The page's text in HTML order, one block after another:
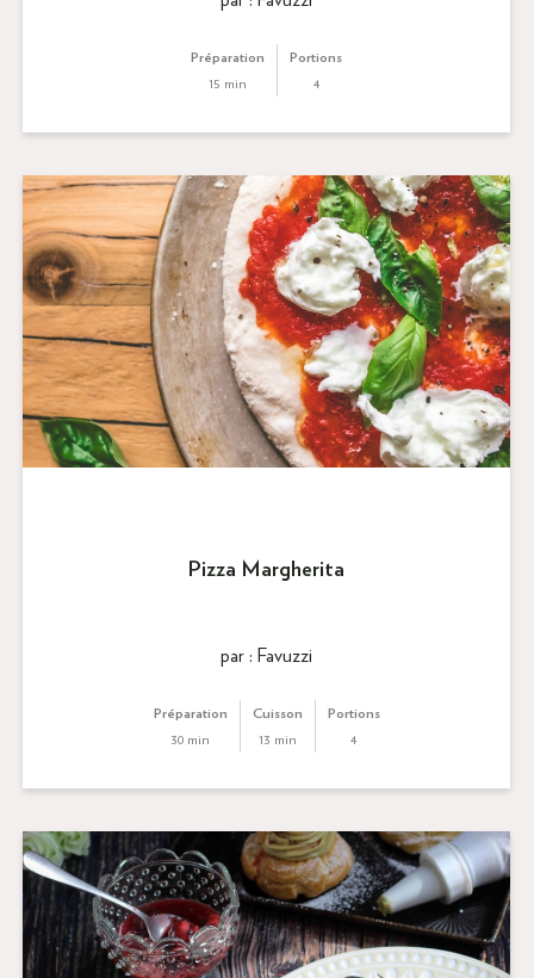
Préparation
15 min
Portions
4
Pizza Margherita
par : Favuzzi
Préparation
30 min
Cuisson
13 min
Portions
4